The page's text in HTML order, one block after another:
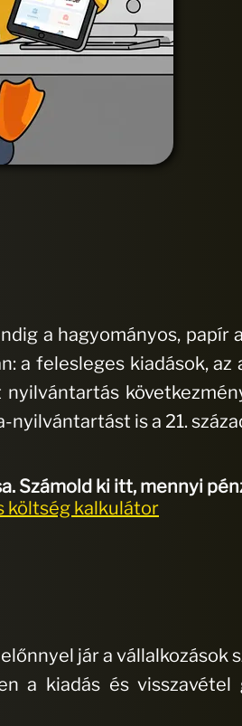
a hagyományos, papír
a felesleges kiadások,
is a 21.
Számold ki itt, mennyi
költség kalkulátor
jár a vállalkozások
a kiadás és visszavétel